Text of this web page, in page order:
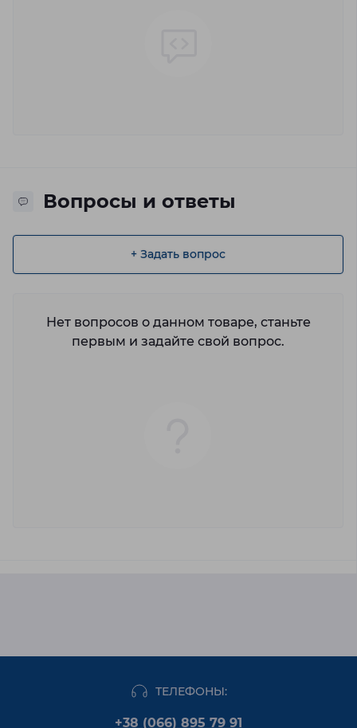
Вопросы и ответы
+ Задать вопрос
Нет вопросов о данном товаре, станьте
первым и задайте свой вопрос.
ТЕЛЕФОНЫ:
+38 (066) 895 79 91